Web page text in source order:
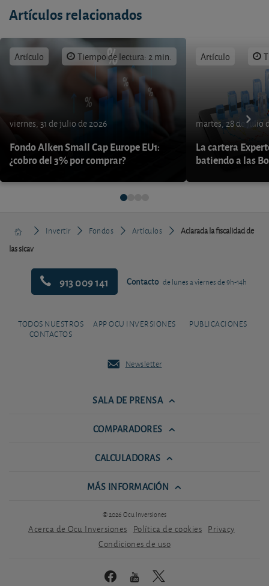
Artículos relacionados
Artículo Tiempo de lectura: 2 min.
viernes, 31 de julio de 2026
Fondo Alken Small Cap Europe EU1:
¿cobro del 3% por comprar?
Artículo
martes, 28 de julio
La cartera
batiendo a las
Invertir Fondos Artículos
Aclarada la fiscalidad de
las sicav
913 009 141 Contacto de lunes a viernes de 9h-14h
TODOS NUESTROS
CONTACTOS
APP OCU INVERSIONES PUBLICACIONES
Newsletter
SALA DE PRENSA
COMPARADORES
CALCULADORAS
MÁS INFORMACIÓN
© 2026 Ocu Inversiones
Acerca de Ocu Inversiones Política de cookies Privacy
Condiciones de uso